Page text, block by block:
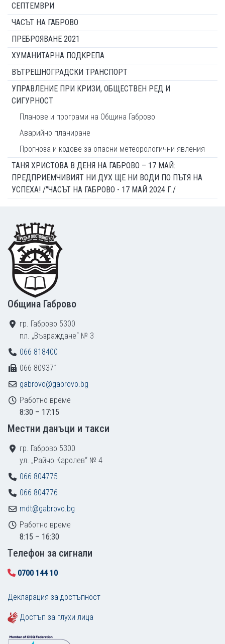
СЕПТЕМВРИ
ЧАСЪТ НА ГАБРОВО
ПРЕБРОЯВАНЕ 2021
ХУМАНИТАРНА ПОДКРЕПА
ВЪТРЕШНОГРАДСКИ ТРАНСПОРТ
УПРАВЛЕНИЕ ПРИ КРИЗИ, ОБЩЕСТВЕН РЕД И
СИГУРНОСТ
Планове и програми на Община Габрово
Аварийно планиране
Прогноза и кодове за опасни метеорологични явления
ТАНЯ ХРИСТОВА В ДЕНЯ НА ГАБРОВО – 17 МАЙ:
ПРЕДПРИЕМЧИВИЯТ НИ ДУХ ЩЕ НИ ВОДИ ПО ПЪТЯ НА
УСПЕХА! /"ЧАСЪТ НА ГАБРОВО - 17 МАЙ 2024 Г./
Footer
Община Габрово
гр. Габрово 5300
пл. „Възраждане“ № 3
066 818400
066 809371
gabrovo@gabrovo.bg
Работно време
8:30 – 17:15
Местни данъци и такси
гр. Габрово 5300
ул. „Райчо Каролев“ № 4
066 804775
066 804776
mdt@gabrovo.bg
Работно време
8:15 – 16:30
Tелефон за сигнали
0700 144 10
Декларация за достъпност
Достъп за глухи лица